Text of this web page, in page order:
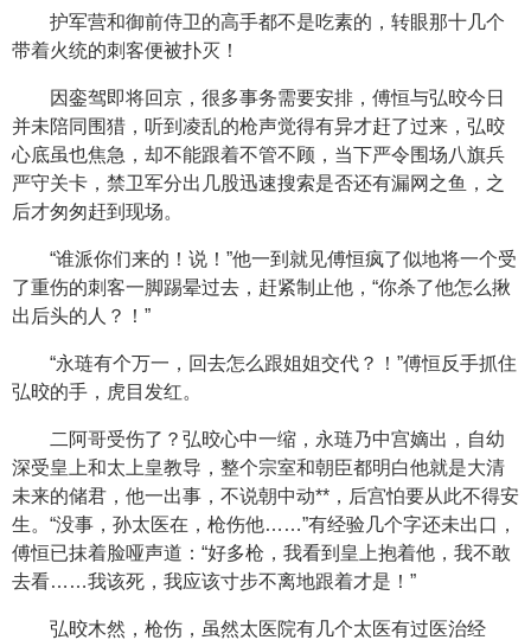
护军营和御前侍卫的高手都不是吃素的，转眼那十几个
带着火统的刺客便被扑灭！
因銮驾即将回京，很多事务需要安排，傅恒与弘晈今日
并未陪同围猎，听到凌乱的枪声觉得有异才赶了过来，弘晈
心底虽也焦急，却不能跟着不管不顾，当下严令围场八旗兵
严守关卡，禁卫军分出几股迅速搜索是否还有漏网之鱼，之
后才匆匆赶到现场。
“谁派你们来的！说！”他一到就见傅恒疯了似地将一个受
了重伤的刺客一脚踢晕过去，赶紧制止他，“你杀了他怎么揪
出后头的人？！”
“永琏有个万一，回去怎么跟姐姐交代？！”傅恒反手抓住
弘晈的手，虎目发红。
二阿哥受伤了？弘晈心中一缩，永琏乃中宫嫡出，自幼
深受皇上和太上皇教导，整个宗室和朝臣都明白他就是大清
未来的储君，他一出事，不说朝中动**，后宫怕要从此不得安
生。“没事，孙太医在，枪伤他……”有经验几个字还未出口，
傅恒已抹着脸哑声道：“好多枪，我看到皇上抱着他，我不敢
去看……我该死，我应该寸步不离地跟着才是！”
弘晈木然，枪伤，虽然太医院有几个太医有过医治经